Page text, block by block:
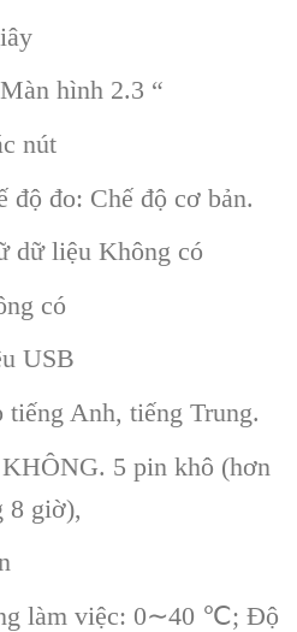
hình 2.3 “
nút
độ đo: Chế độ cơ bản.
dữ liệu Không có
có
USB
Anh, tiếng Trung.
5 pin khô (hơn
8 giờ),
làm việc: 0∼40 ℃; Độ